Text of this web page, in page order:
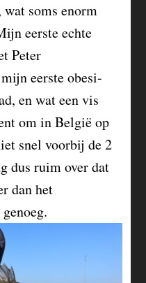
soms enorm
eerste echte
Peter
eerste obesi-
en wat een vis
om in België op
snel voorbij de 2
dus ruim over dat
dan het